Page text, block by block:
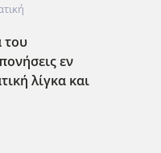
του
εν
λίγκα και